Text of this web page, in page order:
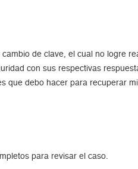
de clave, el cual no logre
con sus respectivas
que debo hacer para recuperar
para revisar el caso.